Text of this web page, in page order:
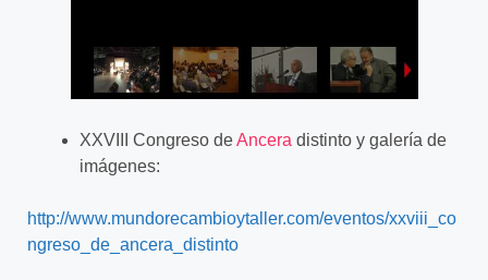
XXVIII Congreso deAncera distinto y galería de
imágenes:
http://www.mundorecambioytaller.com/eventos/xxviii_co
ngreso_de_ancera_distinto